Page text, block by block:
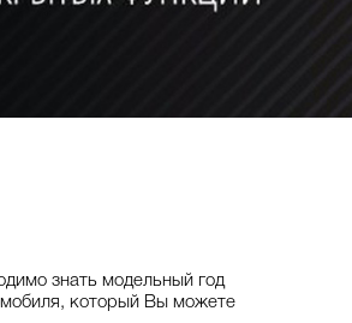
знать модельный год
который Вы можете